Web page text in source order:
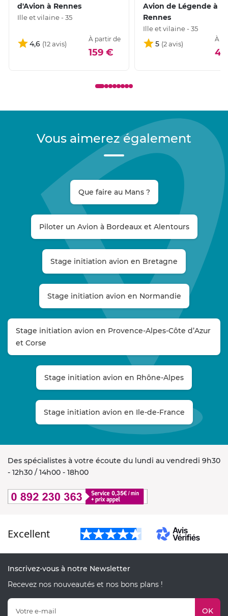
d'Avion à Rennes
Ille et vilaine - 35
4,6
À partir de
159 €
Avion de Légende à
Rennes
Ille et vilaine - 35
5
À
Vous aimerez également
Que faire au Mans ?
Piloter un Avion à Bordeaux et Alentours
Stage initiation avion en Bretagne
Stage initiation avion en Normandie
Stage initiation avion en Provence-Alpes-Côte d’Azur
et Corse
Stage initiation avion en Rhône-Alpes
Stage initiation avion en Ile-de-France
Des spécialistes à votre écoute du lundi au vendredi 9h30
- 12h30 / 14h00 - 18h00
Excellent
Inscrivez-vous à notre Newsletter
Recevez nos nouveautés et nos bons plans !
OK